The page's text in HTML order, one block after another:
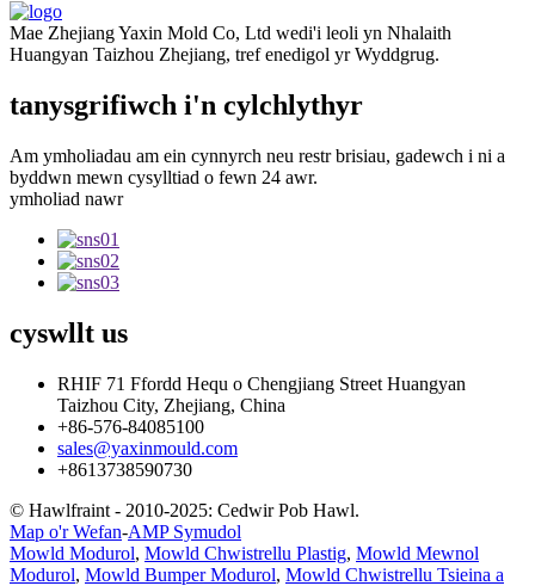
Mae Zhejiang Yaxin Mold Co, Ltd wedi'i leoli yn Nhalaith
Huangyan Taizhou Zhejiang, tref enedigol yr Wyddgrug.
tanysgrifiwch i'n cylchlythyr
Am ymholiadau am ein cynnyrch neu restr brisiau, gadewch i ni a
byddwn mewn cysylltiad o fewn 24 awr.
ymholiad nawr
cyswllt us
RHIF 71 Ffordd Hequ o Chengjiang Street Huangyan
Taizhou City, Zhejiang, China
+86-576-84085100
sales@yaxinmould.com
+8613738590730
© Hawlfraint - 2010-2025: Cedwir Pob Hawl.
Map o'r Wefan-AMP Symudol
Mowld Modurol, Mowld Chwistrellu Plastig, Mowld Mewnol
Modurol, Mowld Bumper Modurol, Mowld Chwistrellu Tsieina a